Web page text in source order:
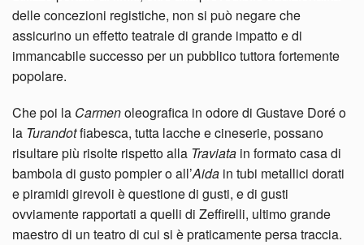
delle concezioni registiche, non si può negare che
assicurino un effetto teatrale di grande impatto e di
immancabile successo per un pubblico tuttora fortemente
popolare.
Che poi la Carmenoleografica in odore di Gustave Doré o
la Turandotfiabesca, tutta lacche e cineserie, possano
risultare più risolte rispetto alla Traviata in formato casa di
bambola di gusto pompier o all’Aida in tubi metallici dorati
e piramidi girevoli è questione di gusti, e di gusti
ovviamente rapportati a quelli di Zeffirelli, ultimo grande
maestro di un teatro di cui si è praticamente persa traccia.